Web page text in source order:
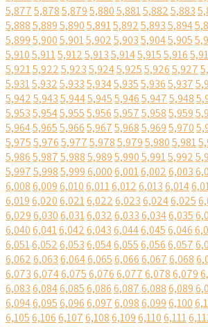
5,8775,8785,8795,8805,8815,8825,883
5,8885,8895,8905,8915,8925,8935,894
5,8995,9005,9015,9025,9035,9045,905
5,9105,9115,9125,9135,9145,9155,916
5,9215,9225,9235,9245,9255,9265,927
5,9315,9325,9335,9345,9355,9365,937
5,9425,9435,9445,9455,9465,9475,948
5,9535,9545,9555,9565,9575,9585,959
5,9645,9655,9665,9675,9685,9695,970
5,9755,9765,9775,9785,9795,9805,981
5,9865,9875,9885,9895,9905,9915,992
5,9975,9985,9996,0006,0016,0026,003
6,0086,0096,0106,0116,0126,0136,014
6,0196,0206,0216,0226,0236,0246,025
6,0296,0306,0316,0326,0336,0346,035
6,0406,0416,0426,0436,0446,0456,046
6,0516,0526,0536,0546,0556,0566,057
6,0626,0636,0646,0656,0666,0676,068
6,0736,0746,0756,0766,0776,0786,079
6,0836,0846,0856,0866,0876,0886,089
6,0946,0956,0966,0976,0986,0996,100
6,1056,1066,1076,1086,1096,1106,111